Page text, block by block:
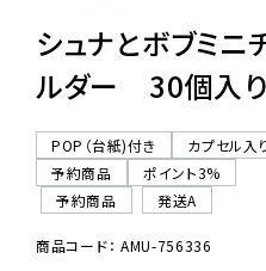
シュナとボブミニ
ルダー 30個入
POP（台紙)付き
カプセル入
予約商品
ポイント3%
予約商品
発送A
商品コード： AMU-756336